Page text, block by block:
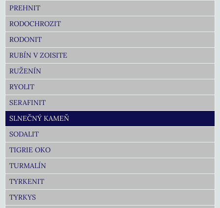
PREHNIT
RODOCHROZIT
RODONIT
RUBÍN V ZOISITE
RUŽENÍN
RYOLIT
SERAFINIT
SLNEČNÝ KAMEŇ
SODALIT
TIGRIE OKO
TURMALÍN
TYRKENIT
TYRKYS